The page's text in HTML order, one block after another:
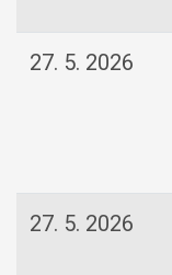
27. 5. 2026
27. 5. 2026